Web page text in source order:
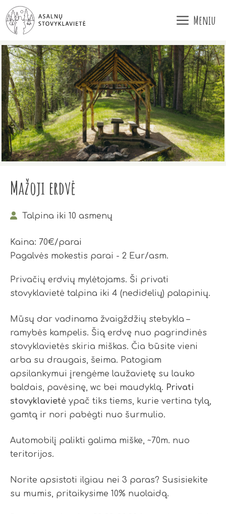
Pereiti
prie
turinio
Meniu
Mažoji erdvė
Talpina iki 10 asmenų
Kaina: 70€/parai
Pagalvės mokestis parai - 2 Eur/asm.
Privačių erdvių mylėtojams. Ši privati
stovyklavietė talpina iki 4 (nedidelių) palapinių.
Mūsų dar vadinama žvaigždžių stebykla –
ramybės kampelis. Šią erdvę nuo pagrindinės
stovyklavietės skiria miškas. Čia būsite vieni
arba su draugais, šeima. Patogiam
apsilankymui įrengėme laužavietę su lauko
baldais, pavėsinę, wc bei maudyklą. Privati
stovyklavietė ypač tiks tiems, kurie vertina tylą,
gamtą ir nori pabėgti nuo šurmulio.
Automobilį palikti galima miške, ~70m. nuo
teritorijos.
Norite apsistoti ilgiau nei 3 paras? Susisiekite
su mumis, pritaikysime 10% nuolaidą.